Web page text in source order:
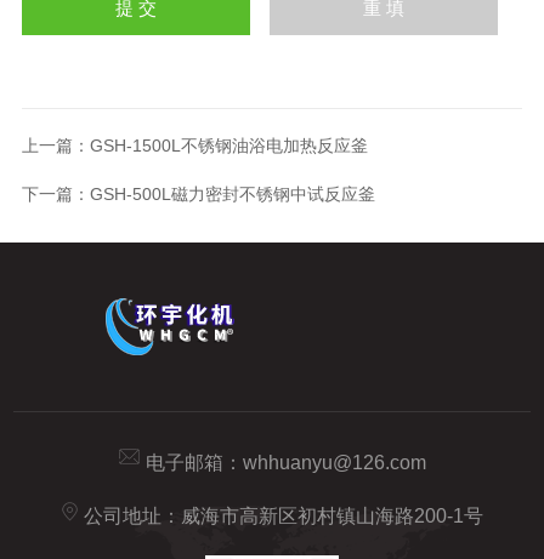
上一篇： GSH-1500L不锈钢油浴电加热反应釜
下一篇： GSH-500L磁力密封不锈钢中试反应釜
电子邮箱： whhuanyu@126.com
公司地址：威海市高新区初村镇山海路200-1号